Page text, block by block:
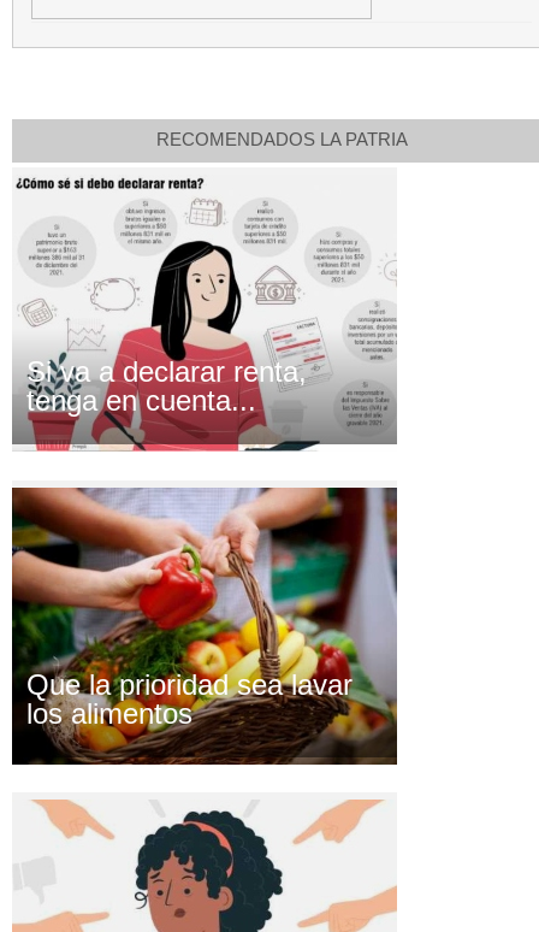
RECOMENDADOS LA PATRIA
Si va a declarar renta,
tenga en cuenta...
Que la prioridad sea lavar
los alimentos